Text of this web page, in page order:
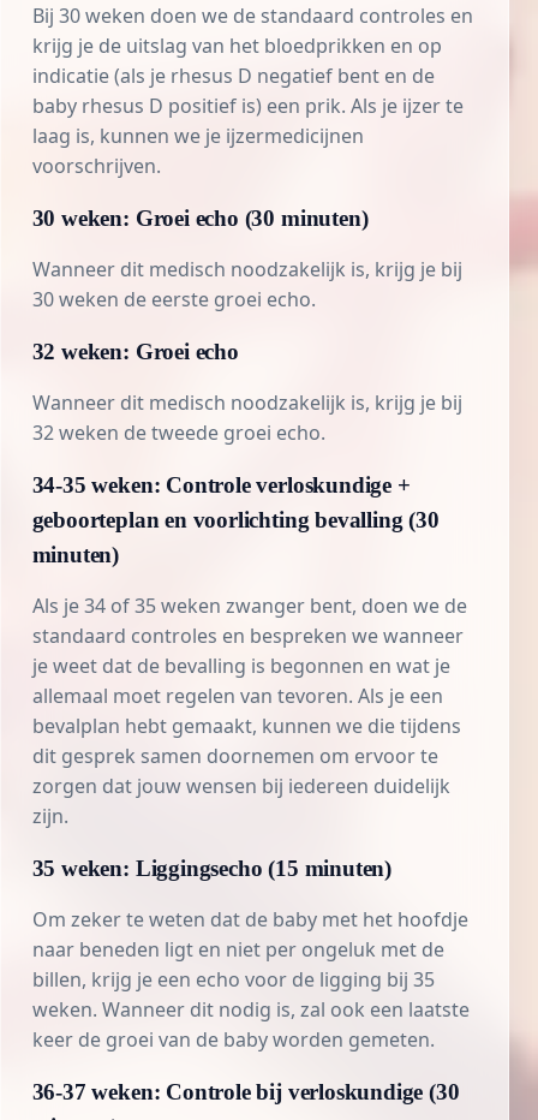
Bij 30 weken doen we de standaard controles en
krijg je de uitslag van het bloedprikken en op
indicatie (als je rhesus D negatief bent en de
baby rhesus D positief is) een prik. Als je ijzerte
laag is, kunnen we je ijzermedicijnen
voorschrijven.
30 weken: Groei echo (30 minuten)
Wanneer dit medisch noodzakelijk is, krijg je bij
30 weken de eerste groei echo.
32 weken: Groei echo
Wanneer dit medisch noodzakelijk is, krijg je bij
32 weken de tweede groei echo.
34-35 weken: Controle verloskundige +
geboorteplan en voorlichting bevalling (30
minuten)
Als je 34 of 35 weken zwanger bent, doen we de
standaard controles en bespreken we wanneer
je weet dat de bevalling is begonnen en wat je
allemaal moet regelen van tevoren. Als je een
bevalplan hebt gemaakt, kunnen we die tijdens
dit gesprek samen doornemen om ervoor te
zorgen dat jouw wensen bij iedereen duidelijk
zijn.
35 weken: Liggingsecho (15 minuten)
Om zeker te weten dat de baby met het hoofdje
naar beneden ligt en niet per ongeluk met de
billen, krijg je een echo voor de ligging bij 35
weken. Wanneer dit nodig is, zal ook een laatste
keer de groei van de babyworden gemeten.
36-37 weken: Controle bij verloskundige (30